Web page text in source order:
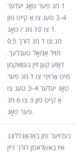
1 מג פּער טאָג יעדער
3-4 טעג צו אַ קייט פון
1 צו 10 מג / טאָג.
0.5 מג צו 1 מג דורך
מויל אַמאָל טעגלעך.
דאָזע קען זיין געוואקסן
מיט אַרויף צו 1 מג פּער
טאָג יעדער 3-4 טעג צו
אַ קייט פון 3 צו 6 מג
פּער טאָג.
געדויער פון באַהאַנדלונג
איז באשלאסן דורך דיין